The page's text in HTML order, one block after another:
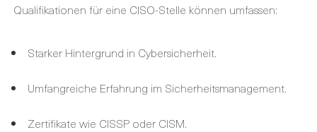
Qualifikationen für eine CISO-Stelle können umfassen:
Starker Hintergrund in Cybersicherheit.
Umfangreiche Erfahrung im Sicherheitsmanagement.
Zertifikate wie CISSP oder CISM.